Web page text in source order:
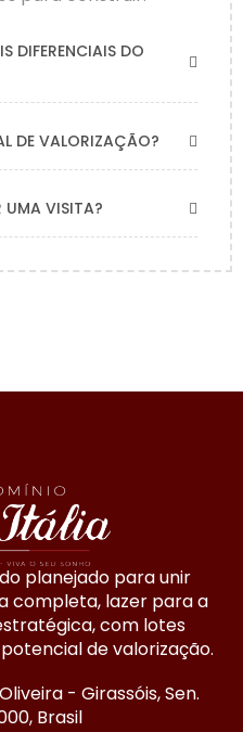
DIFERENCIAIS DO
DE VALORIZAÇÃO?
UMA VISITA?
planejado para unir
completa, lazer para a
com lotes
de valorização.
- Girassóis, Sen.
Brasil